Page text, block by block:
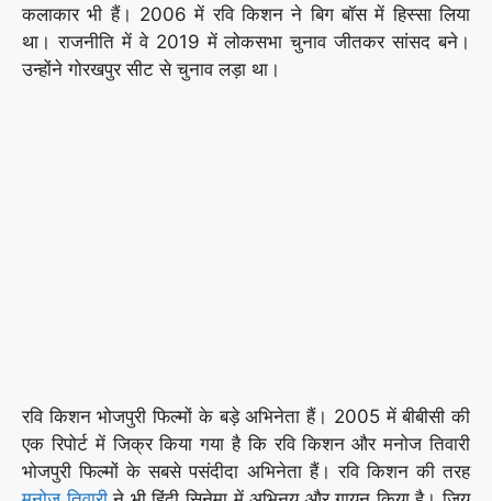
कलाकार भी हैं। 2006 में रवि किशन ने बिग बॉस में हिस्सा लिया
था। राजनीति में वे 2019 में लोकसभा चुनाव जीतकर सांसद बने।
उन्होंने गोरखपुर सीट से चुनाव लड़ा था।
रवि किशन भोजपुरी फिल्मों के बड़े अभिनेता हैं। 2005 में बीबीसी की
एक रिपोर्ट में जिक्र किया गया है कि रवि किशन और मनोज तिवारी
भोजपुरी फिल्मों के सबसे पसंदीदा अभिनेता हैं। रवि किशन की तरह